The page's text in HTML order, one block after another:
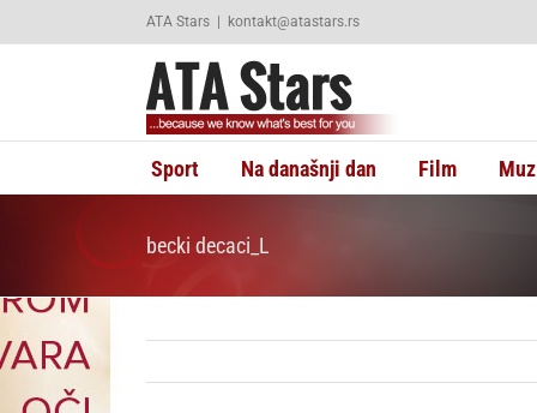
ATA Stars | kontakt@atastars.rs
Sport Na današnji dan Film
becki decaci_L